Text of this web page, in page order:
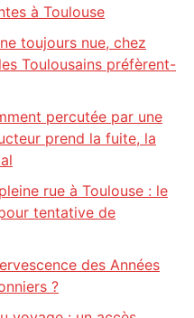
à Toulouse
toujours nue, chez
Toulousains préfèrent-
percutée par une
prend la fuite, la
rue à Toulouse : le
tentative de
des Années
?